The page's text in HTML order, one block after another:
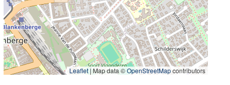
Leaflet|Map data ©OpenStreetMapcontributors